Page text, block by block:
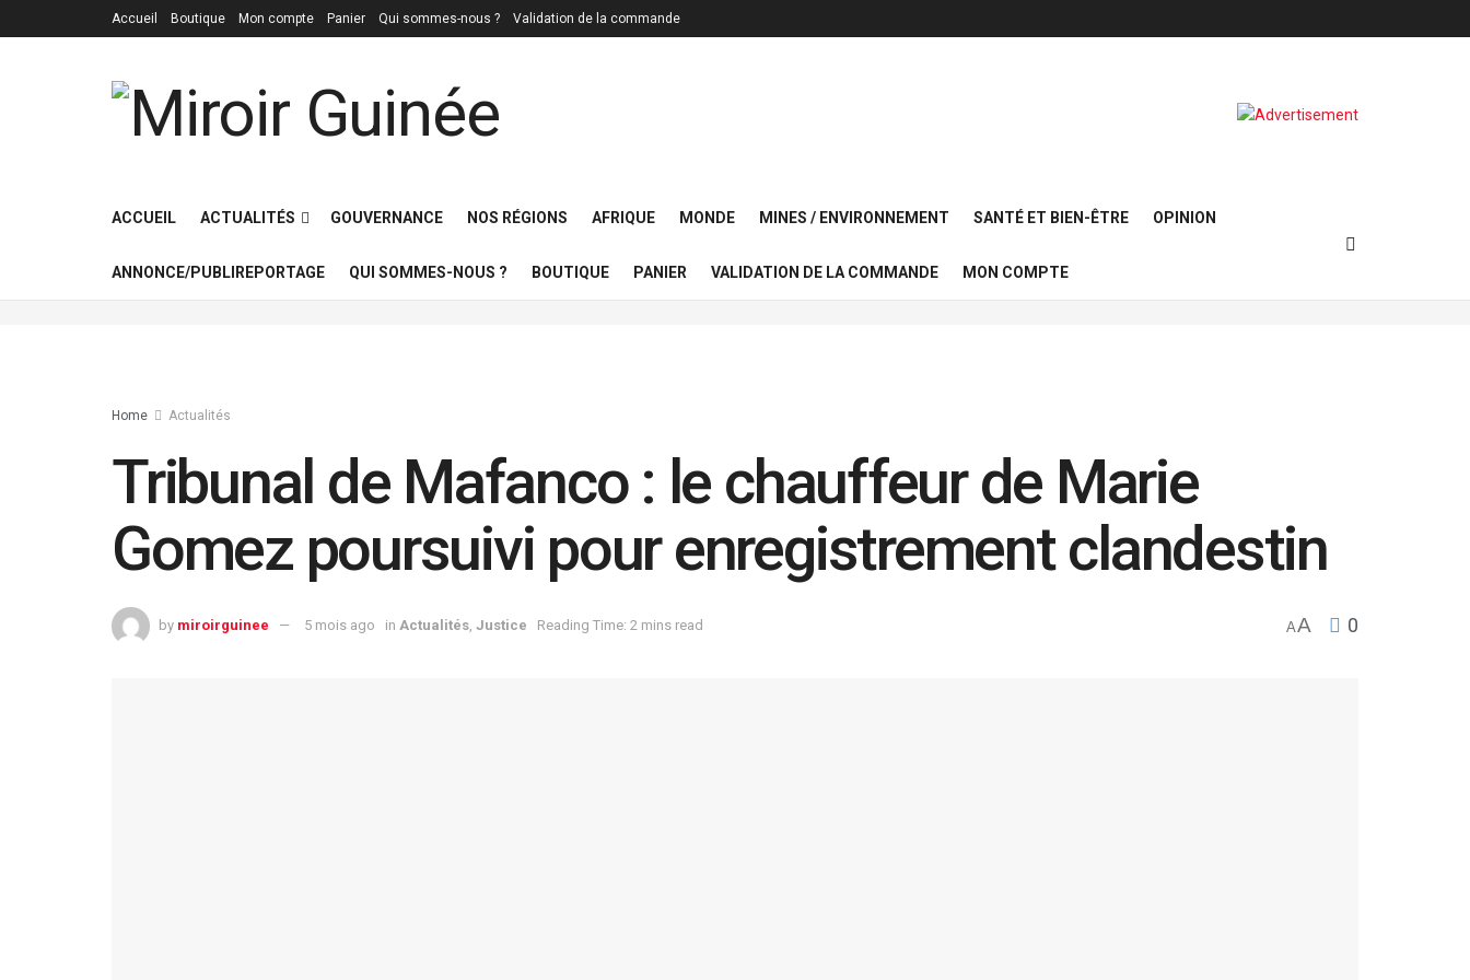
Accueil Boutique Mon compte Panier Qui sommes-nous ? Validation de la commande
ACCUEIL ACTUALITÉS GOUVERNANCE NOS RÉGIONS AFRIQUE MONDE MINES / ENVIRONNEMENT SANTÉ ET BIEN-ÊTRE OPINION
ANNONCE/PUBLIREPORTAGE QUI SOMMES-NOUS ? BOUTIQUE PANIER VALIDATION DE LA COMMANDE MON COMPTE
Home Actualités
Tribunal de Mafanco : le chauffeur de Marie
Gomez poursuivi pour enregistrement clandestin
by miroirguinee 5 mois ago in Actualités, Justice Reading Time: 2 mins read AA 0